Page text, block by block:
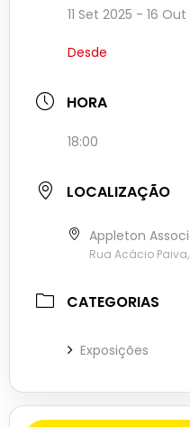
11 Set 2025 - 16 Out
Desde
HORA
18:00
LOCALIZAÇÃO
Appleton
Rua Acácio
CATEGORIAS
Exposições